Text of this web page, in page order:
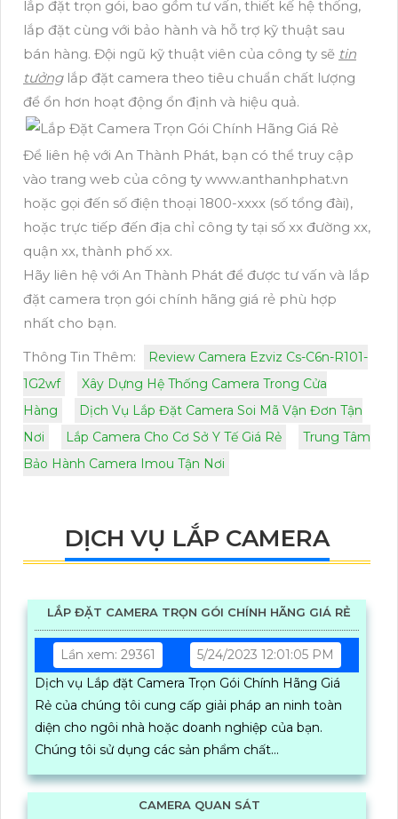
lắp đặt trọn gói, bao gồm tư vấn, thiết kế hệ thống,
lắp đặt cùng với bảo hành và hỗ trợ kỹ thuật sau
bán hàng. Đội ngũ kỹ thuật viên của công ty sẽ tin
tưởnglắp đặt camera theo tiêu chuẩn chất lượng
để ổn hơn hoạt động ổn định và hiệu quả.
Để liên hệ với An Thành Phát, bạn có thể truy cập
vào trang web của công ty www.anthanhphat.vn
hoặc gọi đến số điện thoại 1800-xxxx (số tổng đài),
hoặc trực tiếp đến địa chỉ công ty tại số xx đường xx,
quận xx, thành phố xx.
Hãy liên hệ với An Thành Phát để được tư vấn và lắp
đặt camera trọn gói chính hãng giá rẻ phù hợp
nhất cho bạn.
Thông Tin Thêm:
Review Camera Ezviz Cs-C6n-R101-
1G2wf
Xây Dựng Hệ Thống Camera Trong Cửa
Hàng
Dịch Vụ Lắp Đặt Camera Soi Mã Vận Đơn Tận
Nơi
Lắp Camera Cho Cơ Sở Y Tế Giá Rẻ
Trung Tâm
Bảo Hành Camera Imou Tận Nơi
DỊCH VỤ LẮP CAMERA
LẮP ĐẶT CAMERA TRỌN GÓI CHÍNH HÃNG GIÁ RẺ
Lần xem: 29361
5/24/2023 12:01:05 PM
Dịch vụ Lắp đặt Camera Trọn Gói Chính Hãng Giá
Rẻ của chúng tôi cung cấp giải pháp an ninh toàn
diện cho ngôi nhà hoặc doanh nghiệp của bạn.
Chúng tôi sử dụng các sản phẩm chất...
CAMERA QUAN SÁT